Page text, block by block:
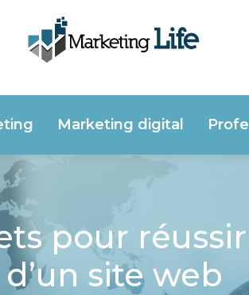
Marketing digital
pour
d’un site web